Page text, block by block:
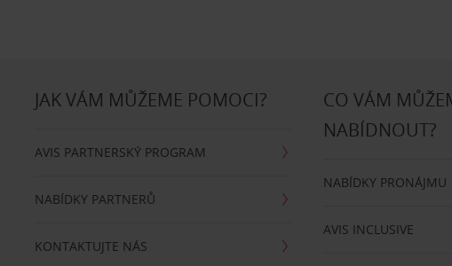
JAK VÁM MŮŽEME POMOCI?
AVIS PARTNERSKÝ PROGRAM
NABÍDKY PARTNERŮ
KONTAKTUJTE NÁS
CO VÁM
NABÍDNOUT?
NABÍDKY PRONÁJMU
AVIS INCLUSIVE